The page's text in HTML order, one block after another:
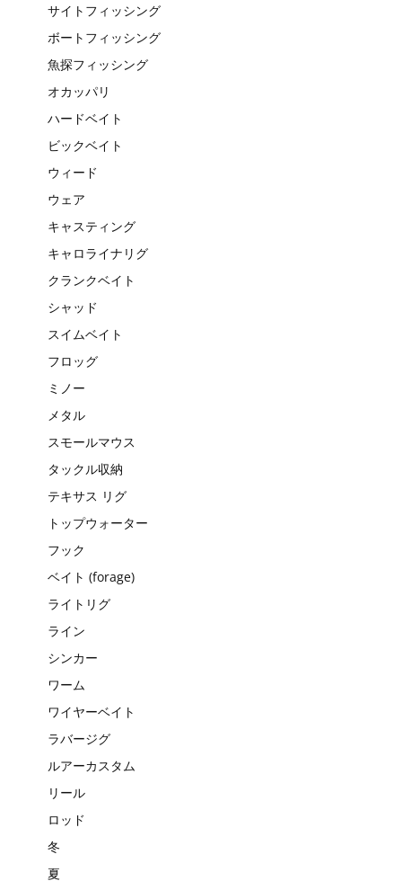
サイトフィッシング
ボートフィッシング
魚探フィッシング
オカッパリ
ハードベイト
ビックベイト
ウィード
ウェア
キャスティング
キャロライナリグ
クランクベイト
シャッド
スイムベイト
フロッグ
ミノー
メタル
スモールマウス
タックル収納
テキサス リグ
トップウォーター
フック
ベイト (forage)
ライトリグ
ライン
シンカー
ワーム
ワイヤーベイト
ラバージグ
ルアーカスタム
リール
ロッド
冬
夏